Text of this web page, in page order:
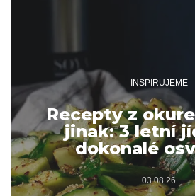
INSPIRUJEME
Recepty z
jinak: 3 letní
dokonalé
03.08.26